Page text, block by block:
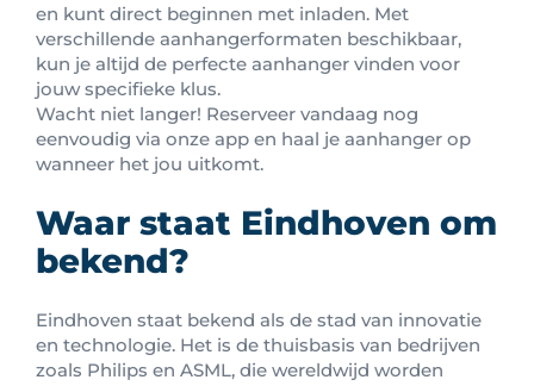
en kunt direct beginnen met inladen. Met
verschillende aanhangerformaten beschikbaar,
kun je altijd de perfecte aanhanger vinden voor
jouw specifieke klus.
Wacht niet langer! Reserveer vandaag nog
eenvoudig via onze app en haal je aanhanger op
wanneer het jou uitkomt.
Waar staat Eindhoven om
bekend?
Eindhoven staat bekend als de stad van innovatie
en technologie. Het is de thuisbasis van bedrijven
zoals Philips en ASML, die wereldwijd worden